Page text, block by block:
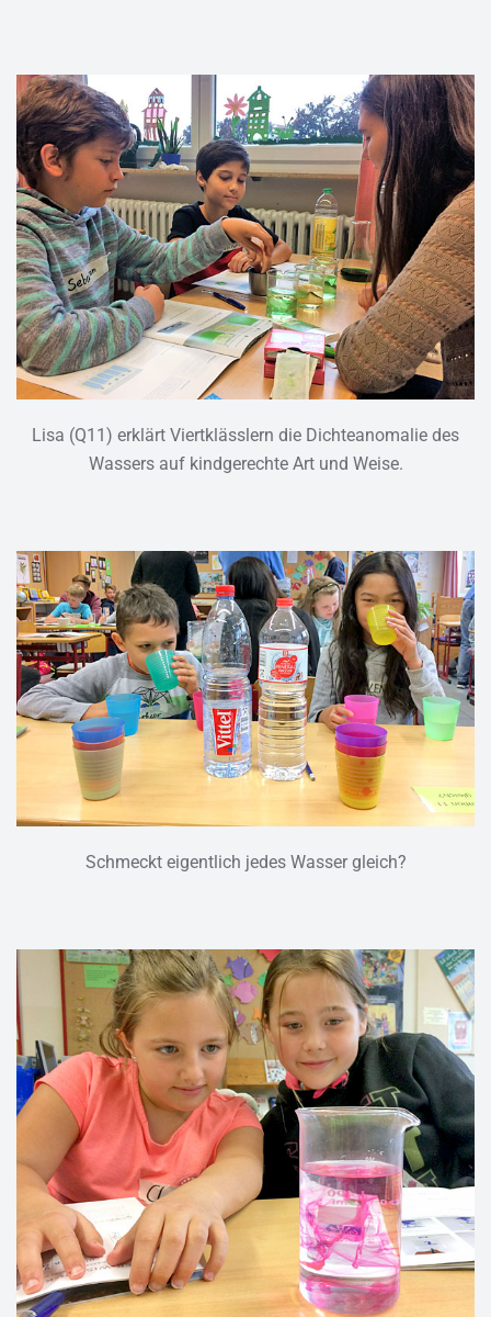
Lisa (Q11) erklärt Viertklässlern die Dichteanomalie des
Wassers auf kindgerechte Art und Weise.
Schmeckt eigentlich jedes Wasser gleich?